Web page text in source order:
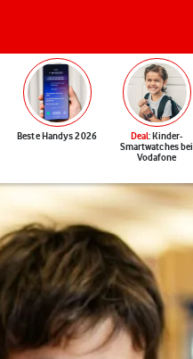
Beste Handys 2026 Deal: Kinder-
Smartwatches bei
Vodafone